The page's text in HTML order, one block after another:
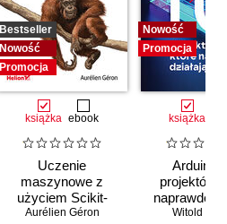
Bestseller
Nowość
Promocja
książka ebook
Uczenie
maszynowe z
użyciem Scikit-
Learn i PyTorch.
Aurélien Géron
Nowość
Promocja
książka
Arduino.
projektów,
naprawdę
Witold